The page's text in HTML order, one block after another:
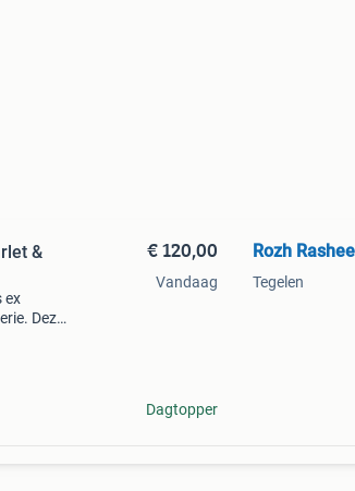
&
ex
Deze
€ 120,00
Vandaag
Dagtopper
Rozh
Tegelen